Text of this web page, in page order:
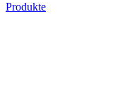
Produkte